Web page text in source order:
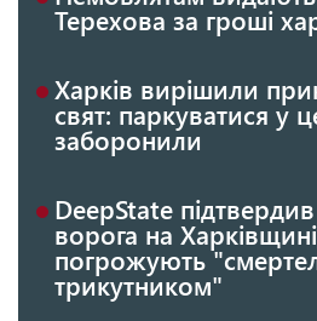
Терехова за гроші
Харків вирішили
свят: паркуватися у
заборонили
DeepState
ворога на
погрожують
трикутником"